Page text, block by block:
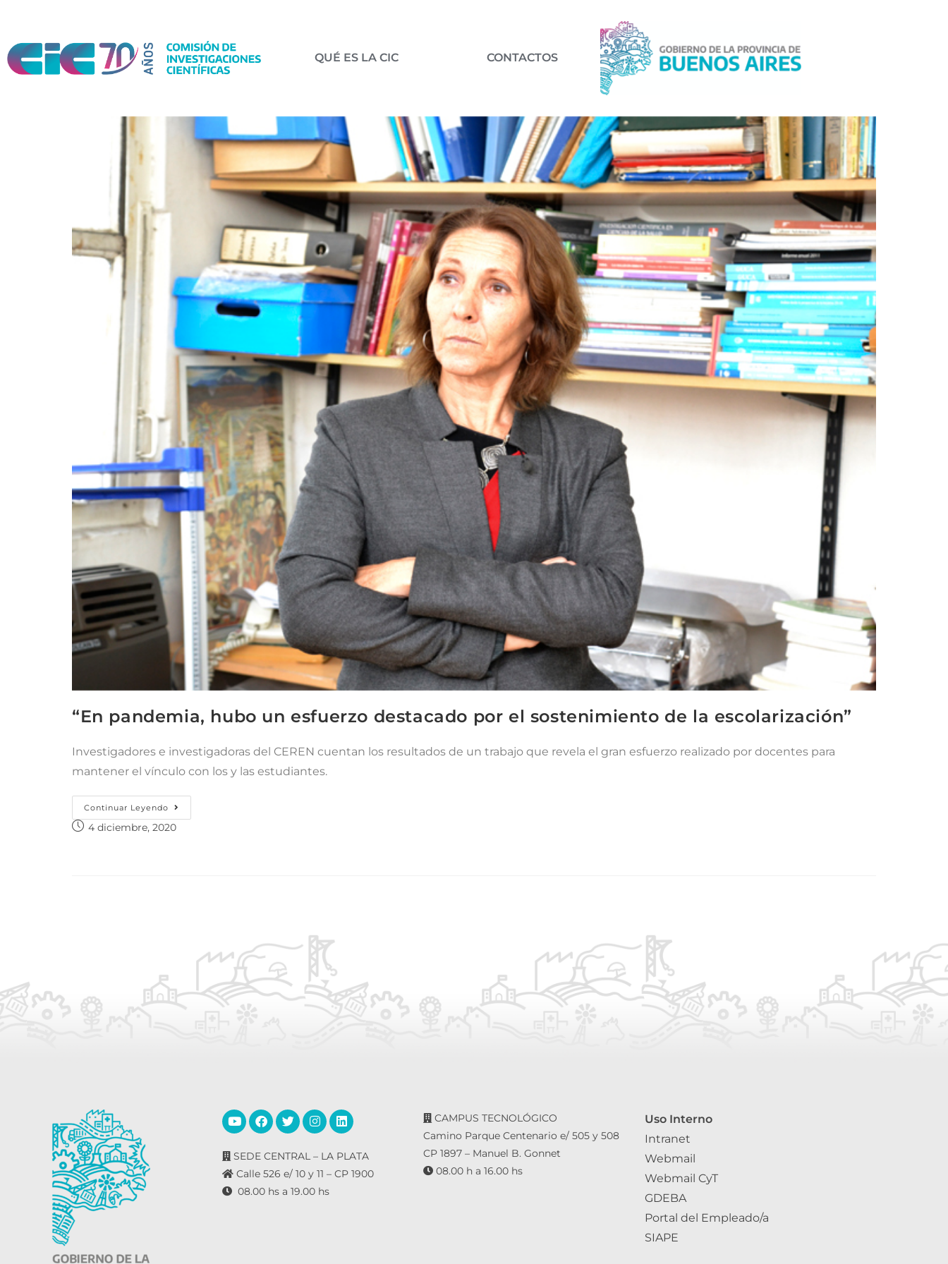
QUÉ ES LA CIC CONTACTOS
“En pandemia, hubo un esfuerzo destacado por el sostenimiento de la escolarización”
Investigadores e investigadoras del CEREN cuentan los resultados de un trabajo que revela el gran esfuerzo realizado por docentes para
mantener el vínculo con los y las estudiantes.
Continuar Leyendo
4 diciembre, 2020
SEDE CENTRAL – LA PLATA
Calle 526 e/ 10 y 11 – CP 1900
08.00 hs a 19.00 hs
CAMPUS TECNOLÓGICO
Camino Parque Centenario e/ 505 y 508
CP 1897 – Manuel B. Gonnet
08.00 h a 16.00 hs
Uso Interno
Intranet
Webmail
Webmail CyT
GDEBA
Portal del Empleado/a
SIAPE